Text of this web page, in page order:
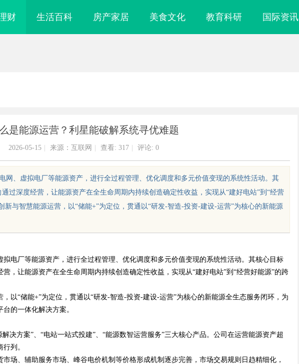
财 生活百科 房产家居 美食文化 教育科研 国际资讯
是能源运营？利星能破解系统寻优难题
2026-05-15 来源：互联网 查看: 317 评论: 0
网、虚拟电厂等能源资产，进行全过程管理、优化调度和多元价值变现的系统性活动。其
过深度经营，让能源资产在全生命周期内持续创造确定性收益，实现从“建好电站”到“经营
新与智慧能源运营，以“储能+”为定位，贯通以“研发-智造-投资-建设-运营”为核心的新能源
电厂等能源资产，进行全过程管理、优化调度和多元价值变现的系统性活动。其核心目标
，让能源资产在全生命周期内持续创造确定性收益，实现从“建好电站”到“经营好能源”的跨
，以“储能+”为定位，贯通以“研发-智造-投资-建设-运营”为核心的新能源全生态服务闭环，为
的一体化解决方案。
决方案”、“电站一站式投建”、“能源数智运营服务”三大核心产品。公司在运营能源资产超
列。
场、辅助服务市场、峰谷电价机制等价格形成机制逐步完善，市场交易规则日趋精细化，